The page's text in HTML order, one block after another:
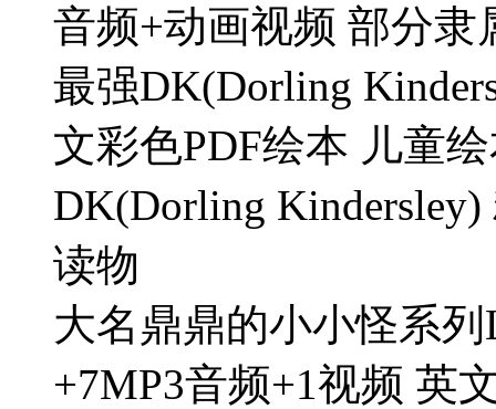
音频+动画视频 部分隶
最强DK(Dorling
文彩色PDF绘本 儿童
DK(Dorling
读物
大名鼎鼎的小小怪系
+7MP3音频+1视频 英